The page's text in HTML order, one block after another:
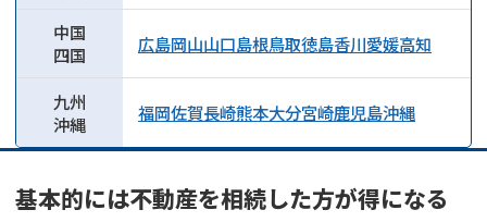
中国
四国
広島岡山山口島根鳥取徳島香川愛媛高知
九州
沖縄
福岡佐賀長崎熊本大分宮崎鹿児島沖縄
基本的には不動産を相続した方が得になる